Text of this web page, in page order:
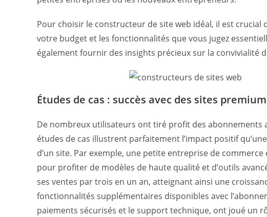
Pour choisir le constructeur de site web idéal, il est
votre budget et les fonctionnalités que vous jugez
également fournir des insights précieux sur la convivialité
Études de cas : succès avec des sites premium
De nombreux utilisateurs ont tiré profit des abonnements
études de cas illustrent parfaitement l’impact positif
d’un site. Par exemple, une petite entreprise de
pour profiter de modèles de haute qualité et d’outils
ses ventes par trois en un an, atteignant ainsi une
fonctionnalités supplémentaires disponibles avec
paiements sécurisés et le support technique, ont joué un